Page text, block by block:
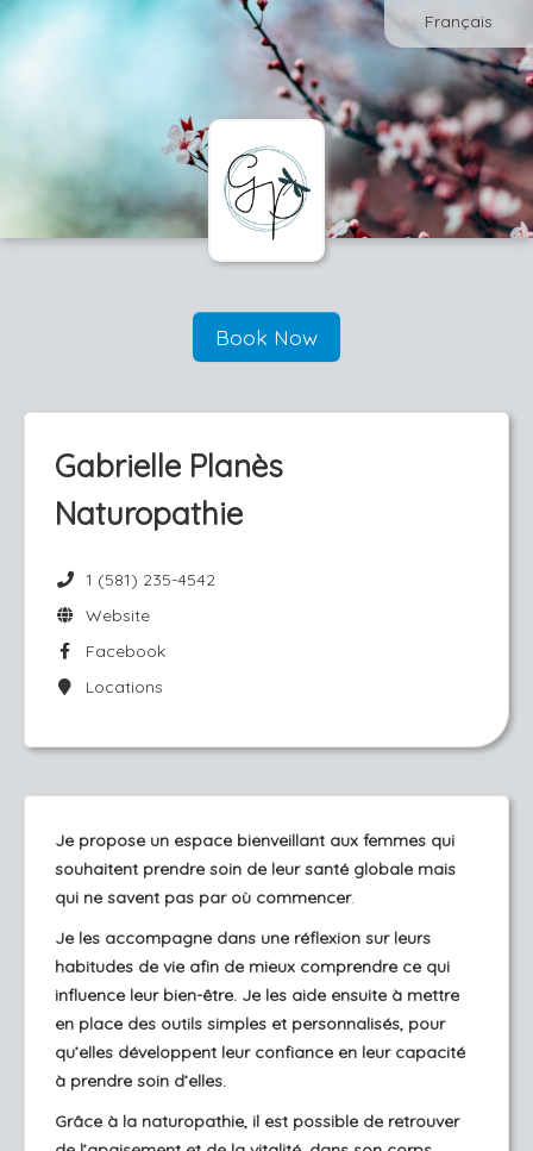
Français
Book Now
Gabrielle Planès
Naturopathie
1 (581) 235-4542
Website
Facebook
Locations
Je propose un espace bienveillant aux femmes qui
souhaitent prendre soin de leur santé globale mais
qui ne savent pas par où commencer.
Je les accompagne dans une réflexion sur leurs
habitudes de vie afin de mieux comprendre ce qui
influence leur bien-être. Je les aide ensuite à mettre
en place des outils simples et personnalisés, pour
qu’elles développent leur confiance en leur capacité
à prendre soin d’elles.
Grâce à la naturopathie, il est possible de retrouver